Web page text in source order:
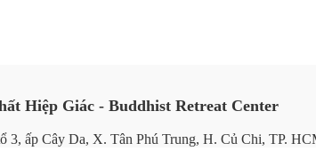
Hiệp Giác - Buddhist Retreat Center
3, ấp Cây Da, X. Tân Phú Trung, H. Củ Chi, TP.